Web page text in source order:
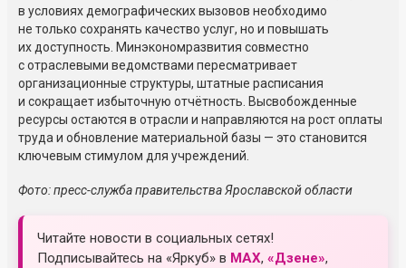
в условиях демографических вызовов необходимо
не только сохранять качество услуг, но и повышать
их доступность. Минэкономразвития совместно
с отраслевыми ведомствами пересматривает
организационные структуры, штатные расписания
и сокращает избыточную отчётность. Высвобожденные
ресурсы остаются в отрасли и направляются на рост оплаты
труда и обновление материальной базы — это становится
ключевым стимулом для учреждений.
Фото: пресс-служба правительства Ярославской области
Читайте новости в социальных сетях!
Подписывайтесь на «Яркуб» в MAX, «Дзене»,